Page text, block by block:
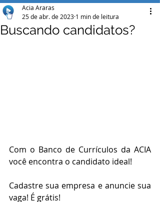
Buscando candidatos?
Acia Araras
25 de abr. de 2023 1 min de leitura
Com o Banco de Currículos da ACIA
você encontra o candidato ideal!
Cadastre sua empresa e anuncie sua
vaga! É grátis!